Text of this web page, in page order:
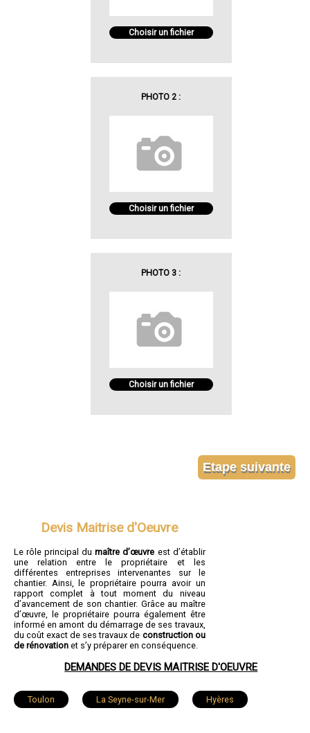
Choisir un fichier
PHOTO 2 :
Choisir un fichier
PHOTO 3 :
Choisir un fichier
Devis Maitrise d'Oeuvre
Le rôle principal dumaître d’œuvre est d’établir
une relation entre le propriétaire et les
différentes entreprises intervenantes sur le
chantier. Ainsi, le propriétaire pourra avoir un
rapport complet à tout moment du niveau
d’avancement de son chantier. Grâce au maître
d’œuvre, le propriétaire pourra également être
informé en amont du démarrage de ses travaux,
du coût exact de ses travaux de construction ou
de rénovation et s’y préparer en conséquence.
DEMANDES DE DEVIS MAITRISE D'OEUVRE
Toulon La Seyne-sur-Mer Hyères